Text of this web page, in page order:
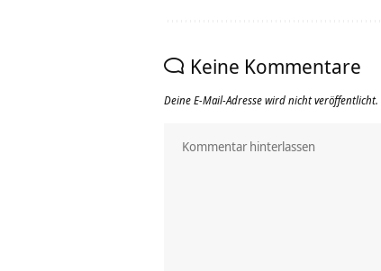
Keine Kommentare
Deine E-Mail-Adresse wird nicht veröffentlicht.